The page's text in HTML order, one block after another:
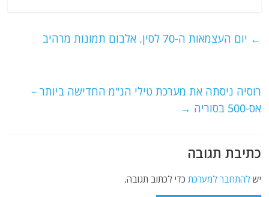
s
p
g
l
er
e
o
← יום העצמאות ה-70 לסין. אלבום תמונות מרהיב
רוסיה ניסתה את מערכת טילי הנ"מ החדישה ביותר –
אס-500 בסוריה
→
כתיבת תגובה
ישלהתחבר למערכת כדי לכתוב תגובה.